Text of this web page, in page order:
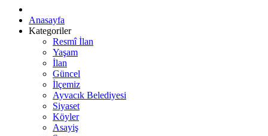
Anasayfa
Kategoriler
Resmî İlan
Yaşam
İlan
Güncel
İlçemiz
Ayvacık Belediyesi
Siyaset
Köyler
Asayiş